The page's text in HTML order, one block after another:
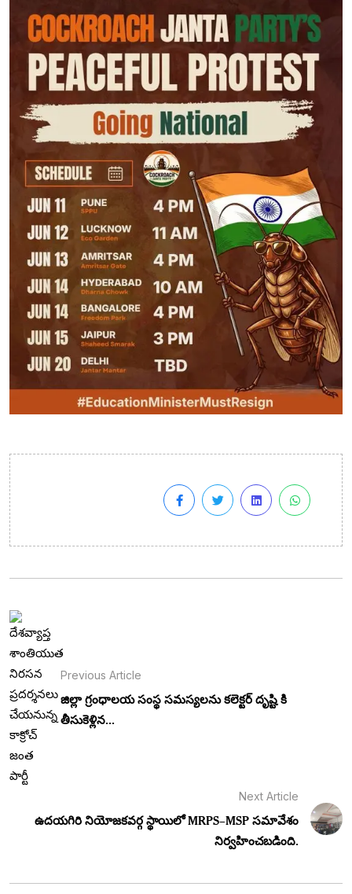
Previous Article
జిల్లా గ్రంధాలయ సంస్థ సమస్యలను కలెక్టర్ దృష్టి కి
తీసుకెళ్లిన...
Next Article
ఉదయగిరి నియోజకవర్గ స్థాయిలో MRPS–MSP సమావేశం
నిర్వహించబడింది.